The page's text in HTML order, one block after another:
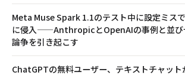
Meta Muse Spark 1.1のテスト中に設定ミス
に侵入——AnthropicとOpenAIの事例と並び
論争を引き起こす
ChatGPTの無料ユーザー、テキストチャット